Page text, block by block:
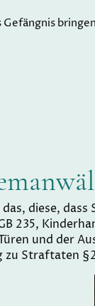
Gefängnis
diese,
235,
und der
Straftaten